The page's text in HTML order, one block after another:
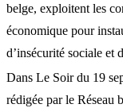
belge, exploitent les
économique pour
d’insécurité sociale et
Dans Le Soir du 19
rédigée par le Réseau